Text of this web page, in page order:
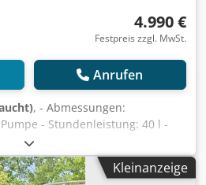
4.990 €
Festpreis zzgl. MwSt.
Anrufen
, - Abmessungen:
- Stundenleistung: 40 l -
/ 50 Hz - Leistung: 1,6 kW -
- Baujahr: 17.07.2002 -
Slenfjr - Seriennummer: IC
Kleinanzeige